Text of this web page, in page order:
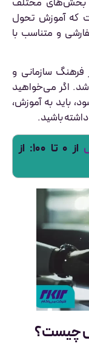
که آموزش تحول
و متناسب با
سازمانی و
اگر می‌خواهید
باید به آموزش،
باشید.
از ۰ تا ۱۰۰: از
چیست؟